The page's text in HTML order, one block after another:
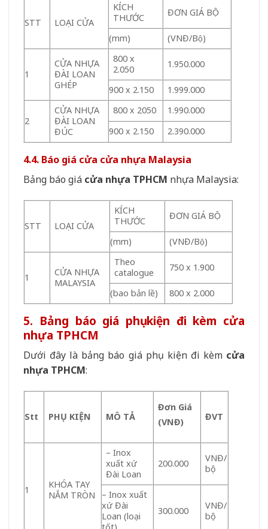
STT LOẠI CỬA
KÍCH
THƯỚC
ĐƠN GIÁ BỘ
(mm) (VNĐ/Bộ)
1
CỬA NHỰA
ĐÀI LOAN
GHÉP
800 x
2.050
1.950.000
900 x 2.150 1.999.000
2
CỬA NHỰA
ĐÀI LOAN
ĐÚC
800 x 2050
1.990.000
900 x 2.150
2.390.000
4.4. Báo giá cửa cửa nhựa Malaysia
Bảng báo giá cửa nhựa TPHCM nhựa Malaysia:
STT LOẠI CỬA
KÍCH
THƯỚC
ĐƠN GIÁ BỘ
(mm) (VNĐ/Bộ)
1
CỬA NHỰA
MALAYSIA
Theo
catalogue
750 x 1.900
(bao bản lề) 800 x 2.000
5. Bảng báo giá phụ kiện đi kèm cửa
nhựa TPHCM
Dưới đây là bảng báo giá phụ kiện đi kèm cửa
nhựa TPHCM:
Stt PHỤ KIỆN MÔ TẢ
Đơn Giá
(VNĐ)
ĐVT
1
KHÓA TAY
NẮM TRÒN
– Inox
xuất xứ
Đài Loan
200.000
VNĐ/
bộ
– Inox xuất
xứ Đài
Loan (loại
300.000
VNĐ/
bộ